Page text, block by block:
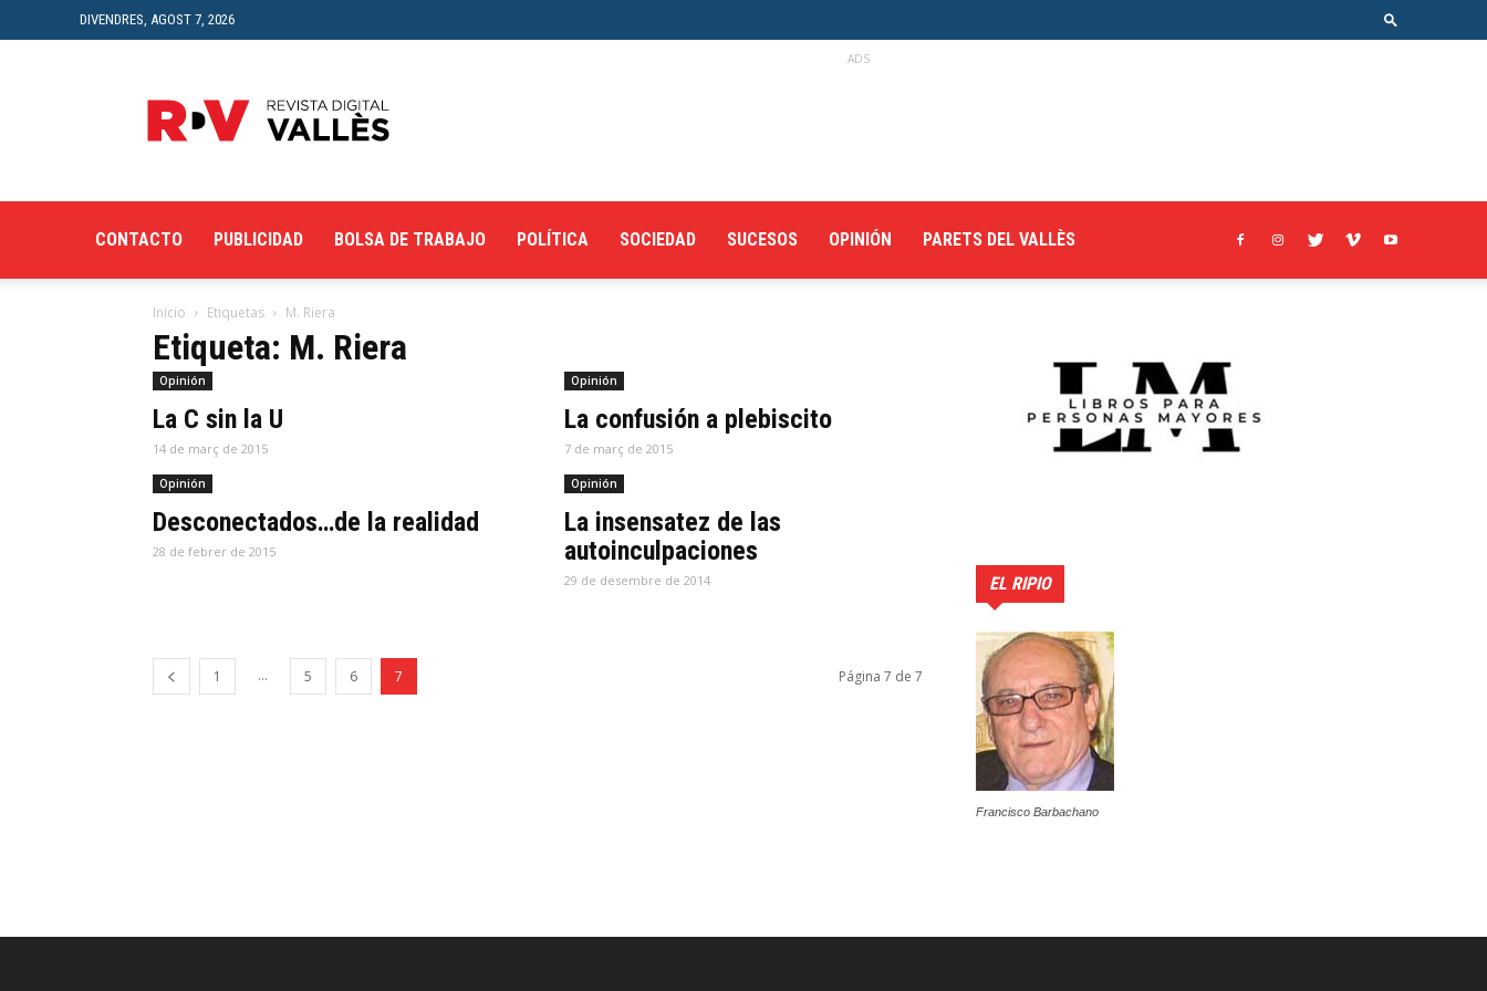
DIVENDRES, AGOST 7, 2026
Digital
del
ADS
CONTACTO PUBLICIDAD BOLSA DE TRABAJO POLÍTICA SOCIEDAD SUCESOS OPINIÓN PARETS DEL VALLÈS
Inicio Etiquetas M. Riera
Etiqueta: M. Riera
Opinión
La C sin la U
14 de març de 2015
Opinión
La confusión a plebiscito
7 de març de 2015
Opinión
Desconectados…de la realidad
28 de febrer de 2015
Opinión
La insensatez de las
autoinculpaciones
29 de desembre de 2014
1 ... 5 6 7 Página 7 de 7
EL RIPIO
Francisco Barbachano